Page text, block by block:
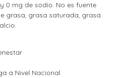
0 mg de sodio. No es fuente
grasa, grasa saturada, grasa
a Nivel Nacional